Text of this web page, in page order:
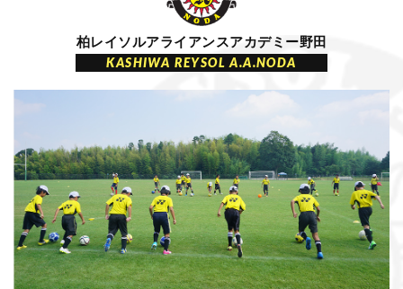
柏レイソルアライアンスアカデミー野田
KASHIWA REYSOL A.A.NODA